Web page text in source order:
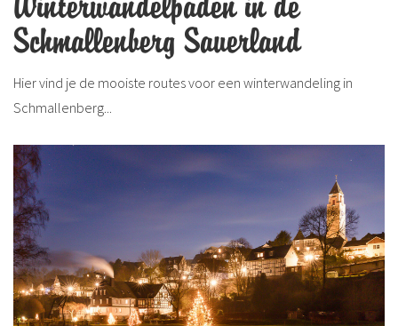
Schmallenberg Sauerland
Hier vind je de mooiste routes voor een winterwandeling in
Schmallenberg...